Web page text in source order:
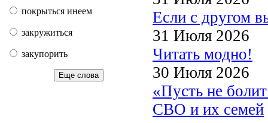
покрыться инеем
закружиться
закупорить
Еще слова
Если с другом
31 Июля 2026
Читать модно!
30 Июля 2026
«Пусть не
СВО и их семей